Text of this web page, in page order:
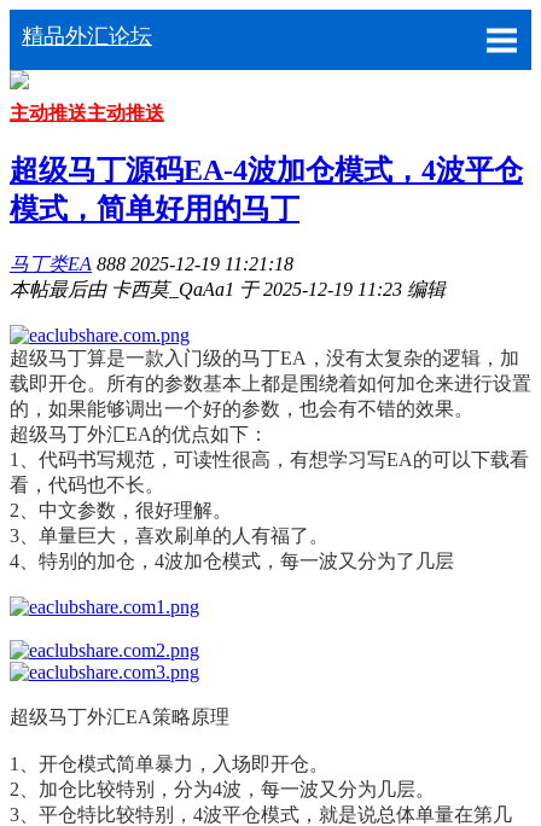
精品外汇论坛
主动推送主动推送
超级马丁源码EA-4波加仓模式，4波平仓
模式，简单好用的马丁
马丁类EA 888 2025-12-19 11:21:18
本帖最后由 卡西莫_QaAa1 于 2025-12-19 11:23 编辑
超级马丁算是一款入门级的马丁EA，没有太复杂的逻辑，加
载即开仓。所有的参数基本上都是围绕着如何加仓来进行设置
的，如果能够调出一个好的参数，也会有不错的效果。
超级马丁外汇EA的优点如下：
1、代码书写规范，可读性很高，有想学习写EA的可以下载看
看，代码也不长。
2、中文参数，很好理解。
3、单量巨大，喜欢刷单的人有福了。
4、特别的加仓，4波加仓模式，每一波又分为了几层
超级马丁外汇EA策略原理
1、开仓模式简单暴力，入场即开仓。
2、加仓比较特别，分为4波，每一波又分为几层。
3、平仓特比较特别，4波平仓模式，就是说总体单量在第几